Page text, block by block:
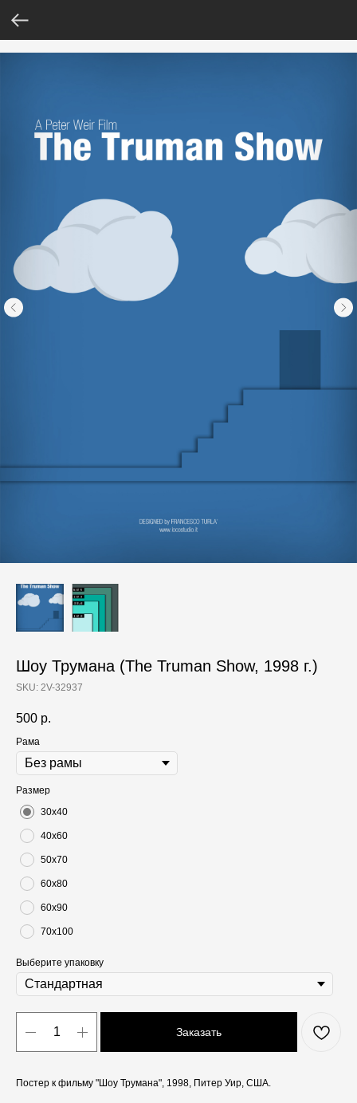
Шоу Трумана (The Truman Show, 1998 г.)
SKU: 2V-32937
500 р.
Рама
Размер
30х40
40х60
50х70
60х80
60х90
70х100
Выберите упаковку
Заказать
Постер к фильму "Шоу Трумана", 1998, Питер Уир, США.